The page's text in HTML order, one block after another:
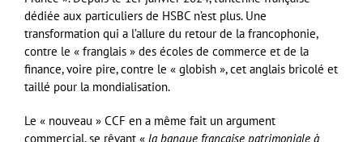
dédiée aux particuliers de HSBC n’est plus. Une
transformation qui a l’allure du retour de la francophonie,
contre le « franglais » des écoles de commerce et de la
finance, voire pire, contre le « globish », cet anglais bricolé et
taillé pour la mondialisation.
Le « nouveau » CCF en a même fait un argument
commercial, se rêvant « la banque française patrimoniale à